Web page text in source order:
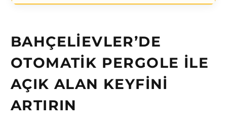
BAHÇELIEVLER’DE
OTOMATIK PERGOLE ILE
AÇIK ALAN KEYFINI
ARTIRIN